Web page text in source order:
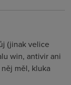
(jinak velice
win, antivir ani
měl, kluka